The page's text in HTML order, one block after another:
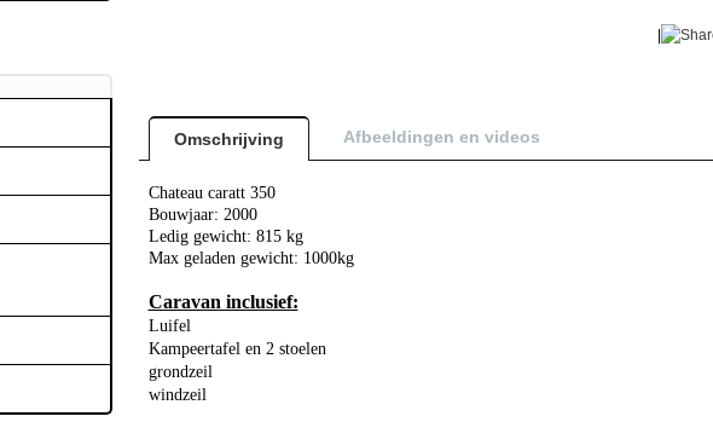
Omschrijving Afbeeldingen en videos
Chateau caratt 350
Bouwjaar: 2000
Ledig gewicht: 815 kg
Max geladen gewicht: 1000kg
Caravan inclusief:
Luifel
Kampeertafel en 2 stoelen
grondzeil
windzeil